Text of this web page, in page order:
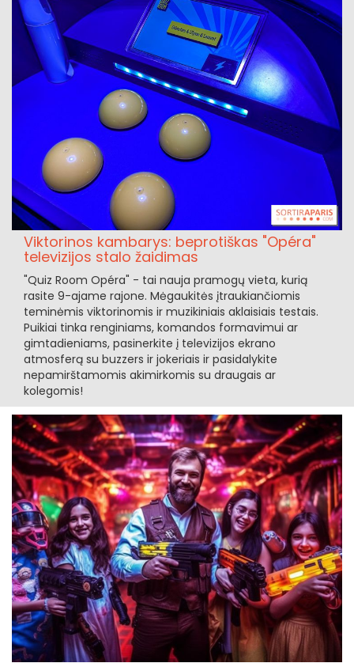
Viktorinos kambarys: beprotiškas "Opéra"
televizijos stalo žaidimas
"Quiz Room Opéra" - tai nauja pramogų vieta, kurią
rasite 9-ajame rajone. Mėgaukitės įtraukiančiomis
teminėmis viktorinomis ir muzikiniais aklaisiais testais.
Puikiai tinka renginiams, komandos formavimui ar
gimtadieniams, pasinerkite į televizijos ekrano
atmosferą su buzzers ir jokeriais ir pasidalykite
nepamirštamomis akimirkomis su draugais ar
kolegomis!